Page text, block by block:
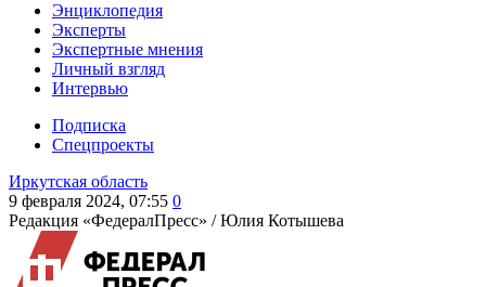
Энциклопедия
Эксперты
Экспертные мнения
Личный взгляд
Интервью
Подписка
Спецпроекты
Иркутская область
9 февраля 2024, 07:55 0
Редакция «ФедералПресс» /Юлия Котышева